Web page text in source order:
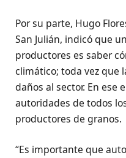
Por su parte, Hugo
San Julián, indicó que
productores es saber
climático; toda vez que
daños al sector. En ese
autoridades de todos
productores de granos.
“Es importante que